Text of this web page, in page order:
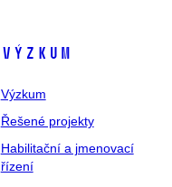
Výzkum
Výzkum
Řešené projekty
Habilitační a jmenovací
řízení